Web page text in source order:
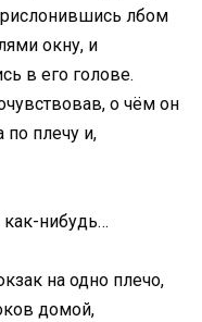
лбом
окну, и
в его голове.
о чём он
по плечу и,
нибудь…
на одно плечо,
домой,